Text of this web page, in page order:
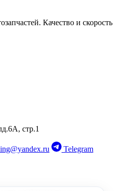
Качество и скорость
стр.1
Telegram